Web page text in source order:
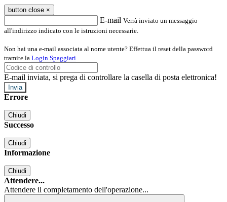
button close ×
E-mail Verrà inviato un messaggio
all'indirizzo indicato con le istruzioni necessarie.
Non hai una e-mail associata al nome utente? Effettua il reset della password
tramite la Login Spaggiari
E-mail inviata, si prega di controllare la casella di posta elettronica!
Errore
Chiudi
Successo
Chiudi
Informazione
Chiudi
Attendere...
Attendere il completamento dell'operazione...